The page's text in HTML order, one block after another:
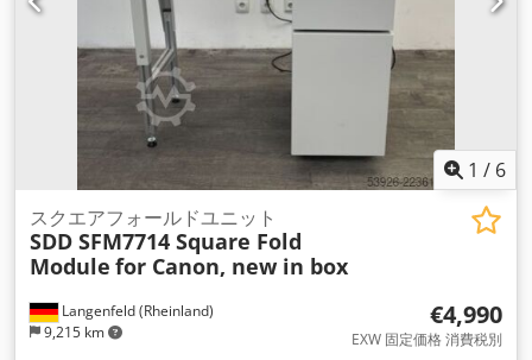
1 / 6
Langenfeld (Rheinland)
9,215 km
スクエアフォールドユニット
SDD SFM7714 Square Fold
Module for Canon, new in box
€4,990
EXW 固定価格 消費税別